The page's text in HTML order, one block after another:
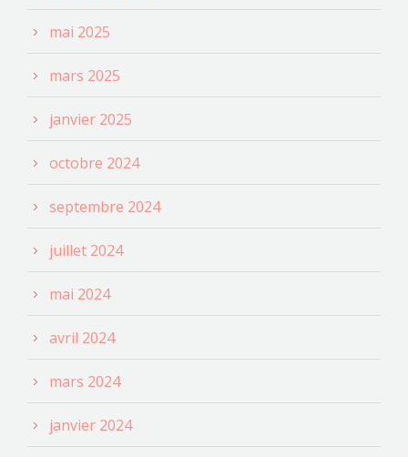
mai 2025
mars 2025
janvier 2025
octobre 2024
septembre 2024
juillet 2024
mai 2024
avril 2024
mars 2024
janvier 2024